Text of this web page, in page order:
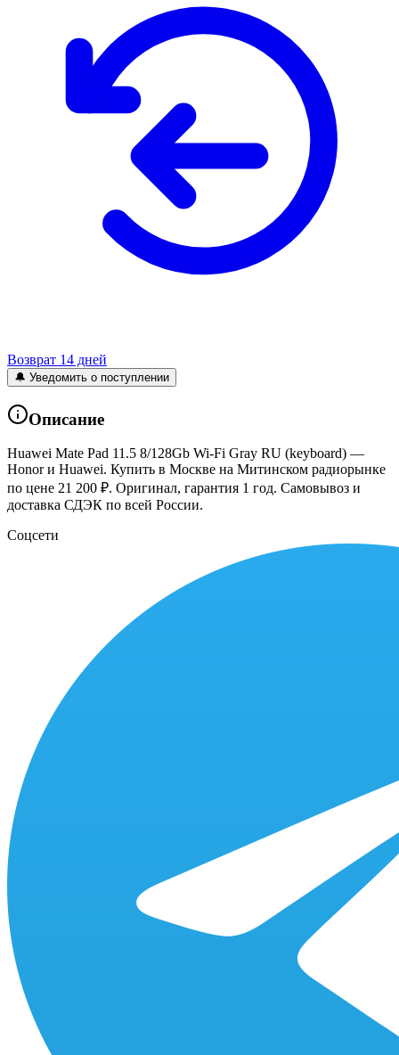
Возврат 14 дней
🔔 Уведомить о поступлении
Описание
Huawei Mate Pad 11.5 8/128Gb Wi-Fi Gray RU (keyboard) —
Honor и Huawei. Купить в Москве на Митинском радиорынке
по цене 21 200 ₽. Оригинал, гарантия 1 год. Самовывоз и
доставка СДЭК по всей России.
Соцсети